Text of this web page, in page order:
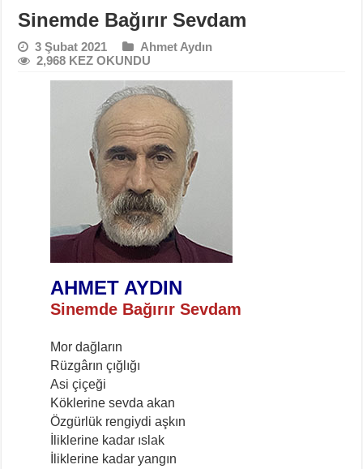
Sinemde Bağırır Sevdam
3 Şubat 2021
Ahmet Aydın
2,968 KEZ OKUNDU
AHMET AYDIN
Sinemde Bağırır Sevdam
Mor dağların
Rüzgârın çığlığı
Asi çiçeği
Köklerine sevda akan
Özgürlük rengiydi aşkın
İliklerine kadar ıslak
İliklerine kadar yangın